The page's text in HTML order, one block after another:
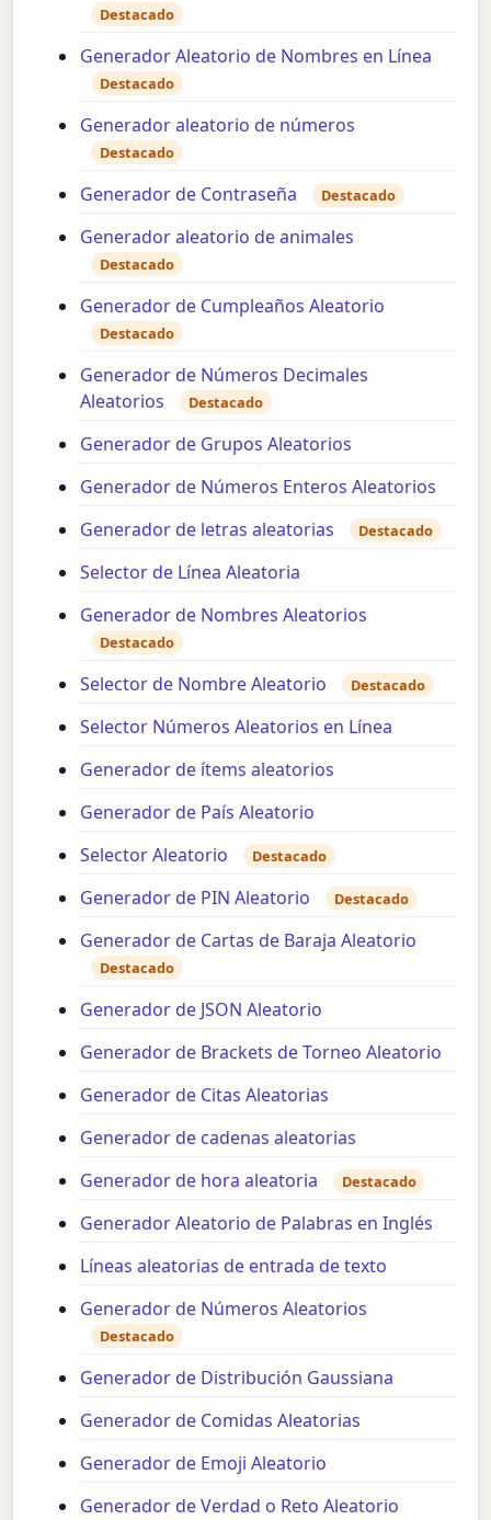
Destacado
Generador Aleatorio de Nombres en Línea
Destacado
Generador aleatorio de números
Destacado
Generador de Contraseña Destacado
Generador aleatorio de animales
Destacado
Generador de Cumpleaños Aleatorio
Destacado
Generador de Números Decimales
Aleatorios
Destacado
Generador de Grupos Aleatorios
Generador de Números Enteros Aleatorios
Generador de letras aleatorias
Destacado
Selector de Línea Aleatoria
Generador de Nombres Aleatorios
Destacado
Selector de Nombre Aleatorio Destacado
Selector Números Aleatorios en Línea
Generador de ítems aleatorios
Generador de País Aleatorio
Selector Aleatorio
Destacado
Generador de PIN Aleatorio Destacado
Generador de Cartas de Baraja Aleatorio
Destacado
Generador de JSON Aleatorio
Generador de Brackets de Torneo Aleatorio
Generador de Citas Aleatorias
Generador de cadenas aleatorias
Generador de hora aleatoria
Destacado
Generador Aleatorio de Palabras en Inglés
Líneas aleatorias de entrada de texto
Generador de Números Aleatorios
Destacado
Generador de Distribución Gaussiana
Generador de Comidas Aleatorias
Generador de Emoji Aleatorio
Generador de Verdad o Reto Aleatorio